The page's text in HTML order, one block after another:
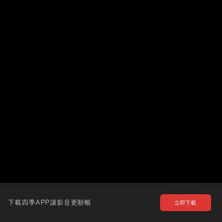
下載四季APP讓影音更順暢 立即下載